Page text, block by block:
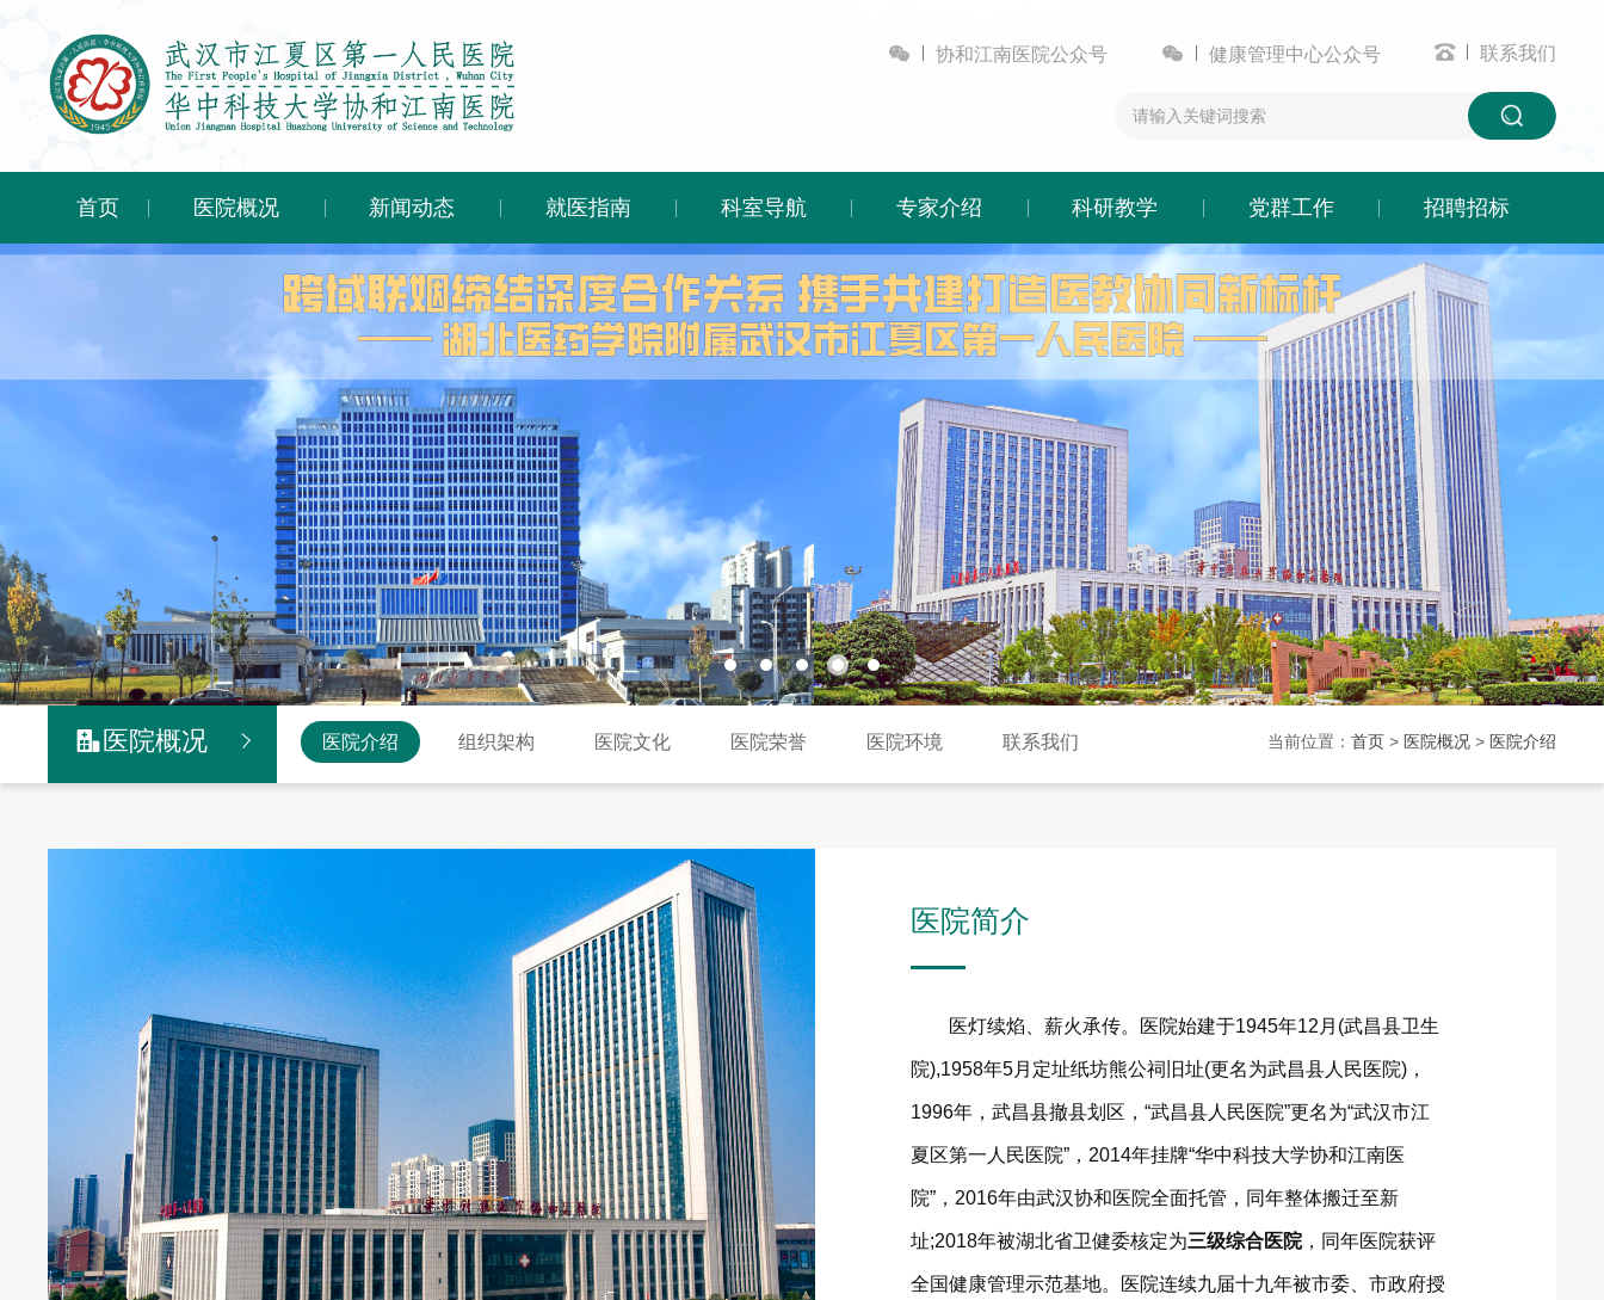
 协和江南医院公众号  健康管理中心公众号  联系我们
首页 医院概况 新闻动态 就医指南 科室导航 专家介绍 科研教学 党群工作 招聘招标
 医院概况 医院介绍 组织架构 医院文化 医院荣誉 医院环境 联系我们 当前位置： 首页> 医院概况> 医院介绍
医院简介
医灯续焰、薪火承传。医院始建于1945年12月(武昌县卫生
院),1958年5月定址纸坊熊公祠旧址(更名为武昌县人民医院)，
1996年，武昌县撤县划区，“武昌县人民医院”更名为“武汉市江
夏区第一人民医院”，2014年挂牌“华中科技大学协和江南医
院”，2016年由武汉协和医院全面托管，同年整体搬迁至新
址;2018年被湖北省卫健委核定为三级综合医院，同年医院获评
全国健康管理示范基地。医院连续九届十九年被市委、市政府授